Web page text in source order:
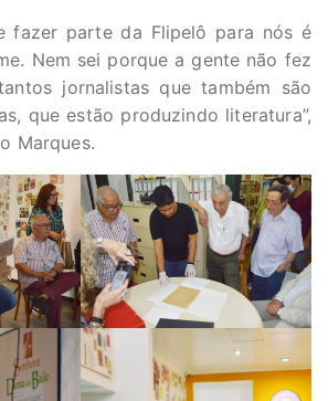
fazer parte da Flipelô para nós é
Nem sei porque a gente não fez
jornalistas que também são
que estão produzindo literatura”,
Marques.